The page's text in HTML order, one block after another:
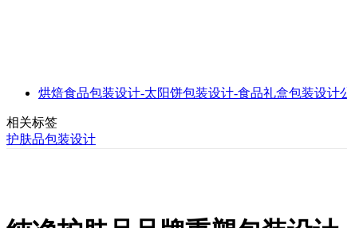
烘焙食品包装设计-太阳饼包装设计-食品礼盒包装设
相关标签
护肤品包装设计